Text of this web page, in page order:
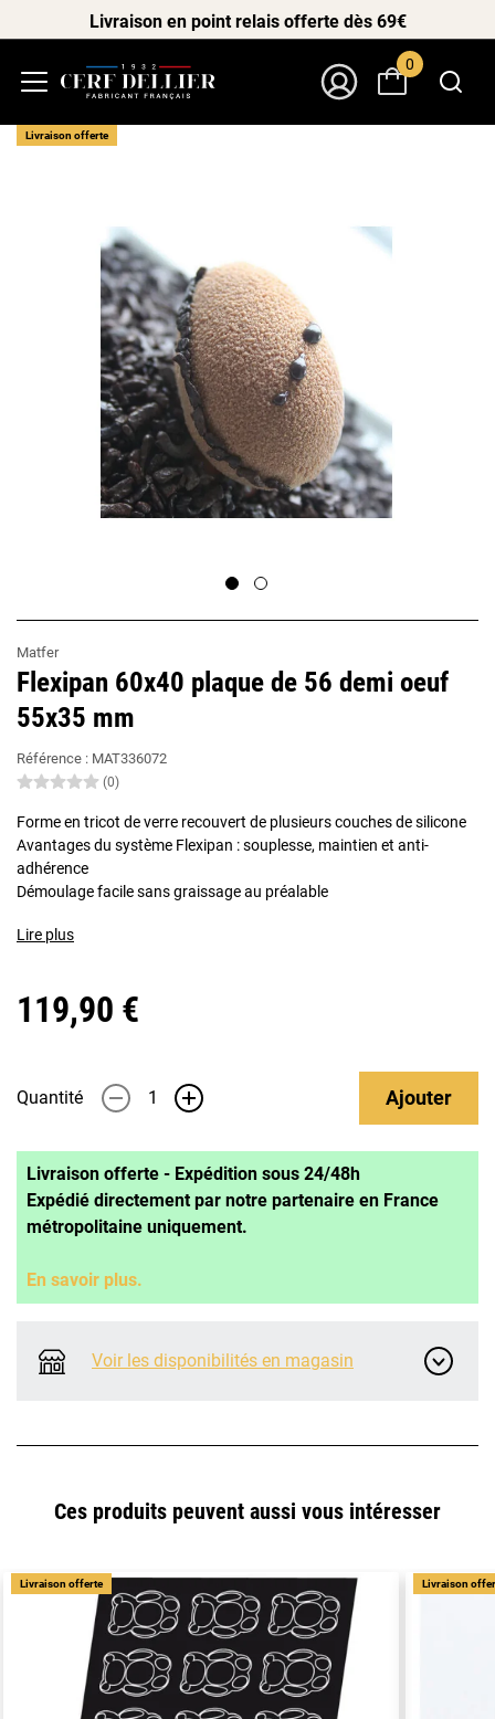
Livraison en point relais offerte dès 69€
0
Matfer
Flexipan 60x40 plaque de 56 demi oeuf
55x35 mm
Référence : MAT336072
(0)
Forme en tricot de verre recouvert de plusieurs couches de silicone
Avantages du système Flexipan : souplesse, maintien et anti-
adhérence
Démoulage facile sans graissage au préalable
Lire plus
119,90 €
Quantité - + Ajouter
Livraison offerte - Expédition sous 24/48h
Expédié directement par notre partenaire en France
métropolitaine uniquement.
En savoir plus.
Voir les disponibilités en magasin
Livraison offerte
Ces produits peuvent aussi vous intéresser
Livraison offerte Livraison